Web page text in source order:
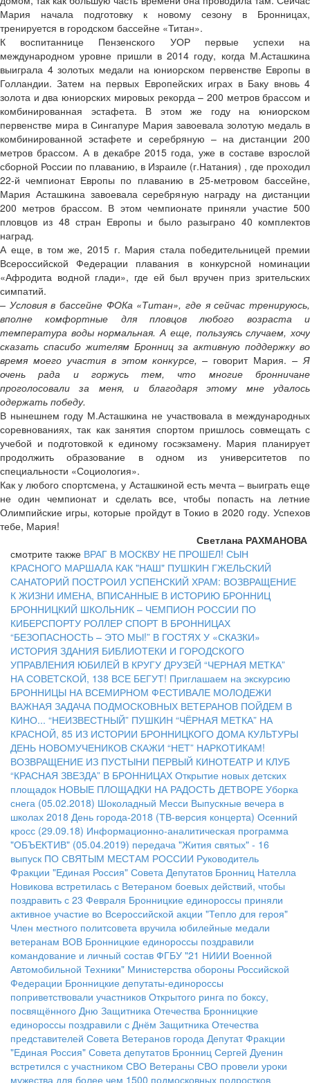
Мария начала подготовку к новому сезону в Бронницах,
тренируется в городском бассейне «Титан».
К воспитаннице Пензенского УОР первые успехи на
международном уровне пришли в 2014 году, когда М.Асташкина
выиграла 4 золотых медали на юниорском первенстве Европы в
Голландии. Затем на первых Европейских играх в Баку вновь 4
золота и два юниорских мировых рекорда – 200 метров брассом и
комбинированная эстафета. В этом же году на юниорском
первенстве мира в Сингапуре Мария завоевала золотую медаль в
комбинированной эстафете и серебряную – на дистанции 200
метров брассом. А в декабре 2015 года, уже в составе взрослой
сборной России по плаванию, в Израиле (г.Натания) , где проходил
22-й чемпионат Европы по плаванию в 25-метровом бассейне,
Мария Асташкина завоевала серебряную награду на дистанции
200 метров брассом. В этом чемпионате приняли участие 500
пловцов из 48 стран Европы и было разыграно 40 комплектов
наград.
А еще, в том же, 2015 г. Мария стала победительницей премии
Всероссийской Федерации плавания в конкурсной номинации
«Афродита водной глади», где ей был вручен приз зрительских
симпатий.
– Условия в бассейне ФОКа «Титан», где я сейчас тренируюсь,
вполне комфортные для пловцов любого возраста и
температура воды нормальная. А еще, пользуясь случаем, хочу
сказать спасибо жителям Бронниц за активную поддержку во
время моего участия в этом конкурсе, – говорит Мария. – Я
очень рада и горжусь тем, что многие бронничане
проголосовали за меня, и благодаря этому мне удалось
одержать победу.
В нынешнем году М.Асташкина не участвовала в международных
соревнованиях, так как занятия спортом пришлось совмещать с
учебой и подготовкой к единому госэкзамену. Мария планирует
продолжить образование в одном из университетов по
специальности «Социология».
Как у любого спортсмена, у Асташкиной есть мечта – выиграть еще
не один чемпионат и сделать все, чтобы попасть на летние
Олимпийские игры, которые пройдут в Токио в 2020 году. Успехов
тебе, Мария!
Светлана РАХМАНОВА
смотрите также ВРАГ В МОСКВУ НЕ ПРОШЕЛ! СЫН
КРАСНОГО МАРШАЛА КАК "НАШ" ПУШКИН ГЖЕЛЬСКИЙ
САНАТОРИЙ ПОСТРОИЛ УСПЕНСКИЙ ХРАМ: ВОЗВРАЩЕНИЕ
К ЖИЗНИ ИМЕНА, ВПИСАННЫЕ В ИСТОРИЮ БРОННИЦ
БРОННИЦКИЙ ШКОЛЬНИК – ЧЕМПИОН РОССИИ ПО
КИБЕРСПОРТУ РОЛЛЕР СПОРТ В БРОННИЦАХ
“БЕЗОПАСНОСТЬ – ЭТО МЫ!” В ГОСТЯХ У «СКАЗКИ»
ИСТОРИЯ ЗДАНИЯ БИБЛИОТЕКИ И ГОРОДСКОГО
УПРАВЛЕНИЯ ЮБИЛЕЙ В КРУГУ ДРУЗЕЙ “ЧЕРНАЯ МЕТКА”
НА СОВЕТСКОЙ, 138 ВСЕ БЕГУТ! Приглашаем на экскурсию
БРОННИЦЫ НА ВСЕМИРНОМ ФЕСТИВАЛЕ МОЛОДЕЖИ
ВАЖНАЯ ЗАДАЧА ПОДМОСКОВНЫХ ВЕТЕРАНОВ ПОЙДЕМ В
КИНО... “НЕИЗВЕСТНЫЙ” ПУШКИН “ЧЁРНАЯ МЕТКА” НА
КРАСНОЙ, 85 ИЗ ИСТОРИИ БРОННИЦКОГО ДОМА КУЛЬТУРЫ
ДЕНЬ НОВОМУЧЕНИКОВ СКАЖИ “НЕТ” НАРКОТИКАМ!
ВОЗВРАЩЕНИЕ ИЗ ПУСТЫНИ ПЕРВЫЙ КИНОТЕАТР И КЛУБ
“КРАСНАЯ ЗВЕЗДА” В БРОННИЦАХ Открытие новых детских
площадок НОВЫЕ ПЛОЩАДКИ НА РАДОСТЬ ДЕТВОРЕ Уборка
снега (05.02.2018) Шоколадный Месси Выпускные вечера в
школах 2018 День города-2018 (ТВ-версия концерта) Осенний
кросс (29.09.18) Информационно-аналитическая программа
"ОБЪЕКТИВ" (05.04.2019) передача "Жития святых" - 16
выпуск ПО СВЯТЫМ МЕСТАМ РОССИИ Руководитель
Фракции "Единая Россия" Совета Депутатов Бронниц Нателла
Новикова встретилась с Ветераном боевых действий, чтобы
поздравить с 23 Февраля Бронницкие единороссы приняли
активное участие во Всероссийской акции "Тепло для героя"
Член местного политсовета вручила юбилейные медали
ветеранам ВОВ Бронницкие единороссы поздравили
командование и личный состав ФГБУ "21 НИИИ Военной
Автомобильной Техники" Министерства обороны Российской
Федерации Бронницкие депутаты-единороссы
поприветствовали участников Открытого ринга по боксу,
посвящённого Дню Защитника Отечества Бронницкие
единороссы поздравили с Днём Защитника Отечества
представителей Совета Ветеранов города Депутат Фракции
"Единая Россия" Совета депутатов Бронниц Сергей Дуенин
встретился с участником СВО Ветераны СВО провели уроки
мужества для более чем 1500 подмосковных подростков